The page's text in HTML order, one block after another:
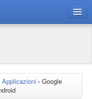
Applicazioni › Google